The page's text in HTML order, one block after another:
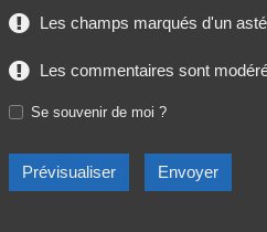
Les champs marqués d'un
Les commentaires sont
Se souvenir de moi ?